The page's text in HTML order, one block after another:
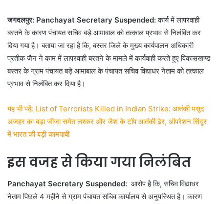
जगदलपुर: Panchayat Secretary Suspended:कार्य में लापरवाही
बरतने के कारण पंचायत सचिव बड़े आमाबाल को तत्काल प्रभाव से निलंबित कर
दिया गया है। बताया जा रहा है कि, बस्तर जिले के मुख्य कार्यपालन अधिकारी
प्रतीक जैन ने काम में लापरवाही बरतने के मामले में कार्यवाही करते हुए विकासखण्ड
बस्तर के ग्राम पंचायत बड़े आमाबाल के पंचायत सचिव विद्याधर नेताम को तत्काल
प्रभाव से निलंबित कर दिया है।
यह भी पढ़ें: List of Terrorists Killed in Indian Strike: आतंकी मसूद
अजहर का बड़ा जीजा समेत लश्कर और जैश के टॉप आतंकी ढेर, ऑपरेशन सिंदूर
में भारत की बड़ी कामयाबी
इस वजह से किया गया निलंबित
Panchayat Secretary Suspended: आरोप है कि, सचिव विद्याधर
नेताम पिछले 4 महीने से ग्राम पंचायत सचिव कार्यालय से अनुपस्थित है। कारण